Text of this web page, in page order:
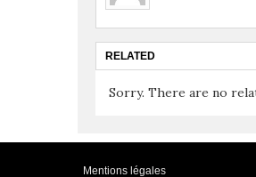
RELATED
Sorry. There are no
Mentions légales